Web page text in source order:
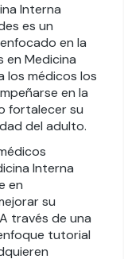
Interna
es un
en la
Medicina
los médicos los
en la
fortalecer su
del adulto.
Interna
en
su
través de una
tutorial